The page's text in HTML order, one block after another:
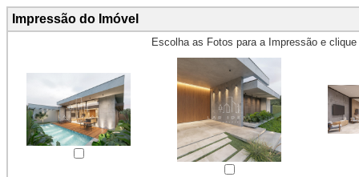
Impressão do Imóvel
Escolha as Fotos para a Impressão e clique